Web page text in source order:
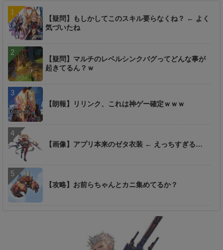
【疑問】もしかしてこのスキル要らなくね？ ← よく
気づいたね
【疑問】マルチのレベルシンクバグってどんな事が
起きてるん？ｗ
【朗報】リリンク、これは神ゲー確定ｗｗｗ
【画像】アプリ本来のゼタ衣装 ← えっちすぎる…
【攻略】お前らちゃんとカニ集めてるか？